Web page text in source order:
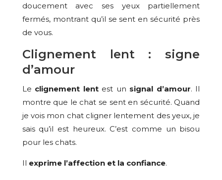
doucement avec ses yeux partiellement
fermés, montrant qu’il se sent en sécurité près
de vous.
Clignement lent : signe
d’amour
Le clignement lentest un signal d’amour. Il
montre que le chat se sent en sécurité. Quand
je vois mon chat cligner lentement des yeux, je
sais qu’il est heureux. C’est comme un bisou
pour les chats.
Il exprime l’affection et la confiance.